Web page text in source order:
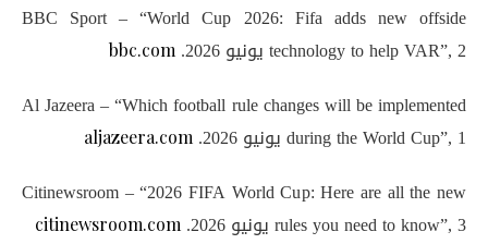
BBC Sport – “World Cup 2026: Fifa adds new offside
technology to help VAR”, 2 يونيو 2026.
bbc.com
Al Jazeera – “Which football rule changes will be implemented
during the World Cup”, 1 يونيو 2026.
aljazeera.com
Citinewsroom – “2026 FIFA World Cup: Here are all the new
rules you need to know”, 3 يونيو 2026.
citinewsroom.com